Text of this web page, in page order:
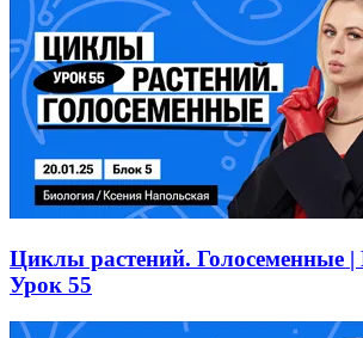
Циклы растений. Голосеменные |
Урок 55